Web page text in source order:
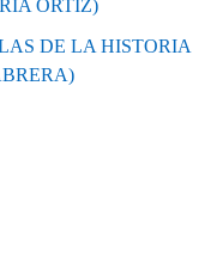
ORTÍZ)
DE LA HISTORIA